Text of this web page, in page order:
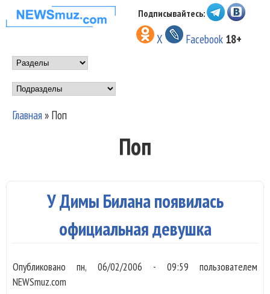
Перейти к основному
содержанию
НОВОСТИ
МУЗЫКИ И
ШОУ БИЗНЕСА
NEWSMUZ.COM
Подписывайтесь:
X Facebook 18+
Main menu
Подразделы
Главная» Поп
Поп
У Димы Билана появилась
официальная девушка
Опубликованопн, 06/02/2006 - 09:59 пользователем
NEWSmuz.com